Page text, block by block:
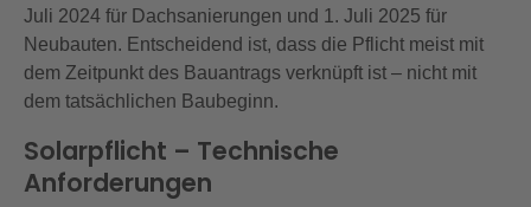
Juli 2024 für Dachsanierungen und 1. Juli 2025 für
Neubauten. Entscheidend ist, dass die Pflicht meist mit
dem Zeitpunkt des Bauantrags verknüpft ist – nicht mit
dem tatsächlichen Baubeginn.
Solarpflicht – Technische
Anforderungen